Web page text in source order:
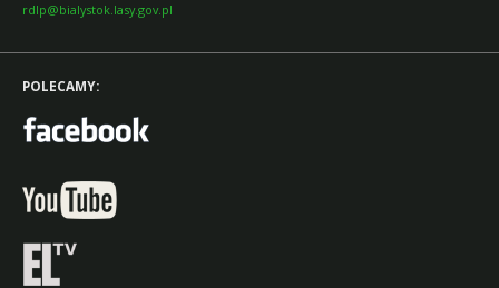
rdlp@bialystok.lasy.gov.pl
POLECAMY: